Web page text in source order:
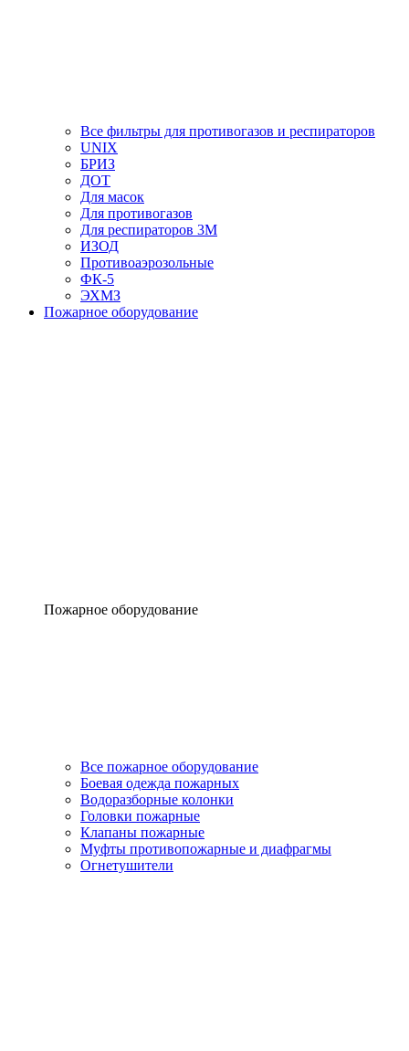
Все фильтры для противогазов и респираторов
UNIX
БРИЗ
ДОТ
Для масок
Для противогазов
Для респираторов 3М
ИЗОД
Противоаэрозольные
ФК-5
ЭХМЗ
Пожарное оборудование
Пожарное оборудование
Все пожарное оборудование
Боевая одежда пожарных
Водоразборные колонки
Головки пожарные
Клапаны пожарные
Муфты противопожарные и диафрагмы
Огнетушители